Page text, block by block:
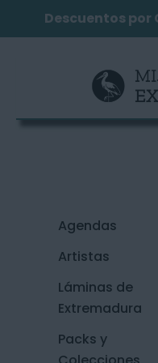
Descuentos
Agendas
Artistas
Láminas de
Extremadura
Packs y